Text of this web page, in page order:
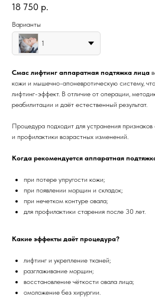
18 750 р.
Варианты
1
Смас лифтинг аппаратная подтяжка лица
кожи и мышечно-апоневротическую систему,
лифтинг-эффект. В отличие от операции,
реабилитации и даёт естественный результат.
Процедура подходит для устранения
и профилактики возрастных изменений.
Когда рекомендуется аппаратная
при потере упругости кожи;
при появлении морщин и складок;
при нечетком контуре овала;
для профилактики старения после 30 лет.
Какие эффекты даёт процедура?
лифтинг и укрепление тканей;
разглаживание морщин;
восстановление чёткости овала лица;
омоложение без хирургии.